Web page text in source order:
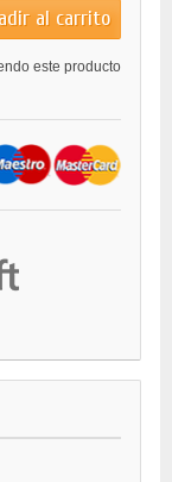
al carrito
este producto